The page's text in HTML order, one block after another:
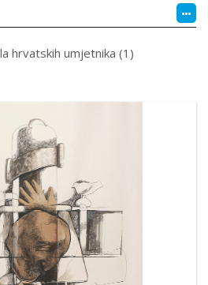
hrvatskih umjetnika (1)